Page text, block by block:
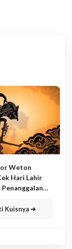
Weton
Hari Lahir
Kuisnya ➔